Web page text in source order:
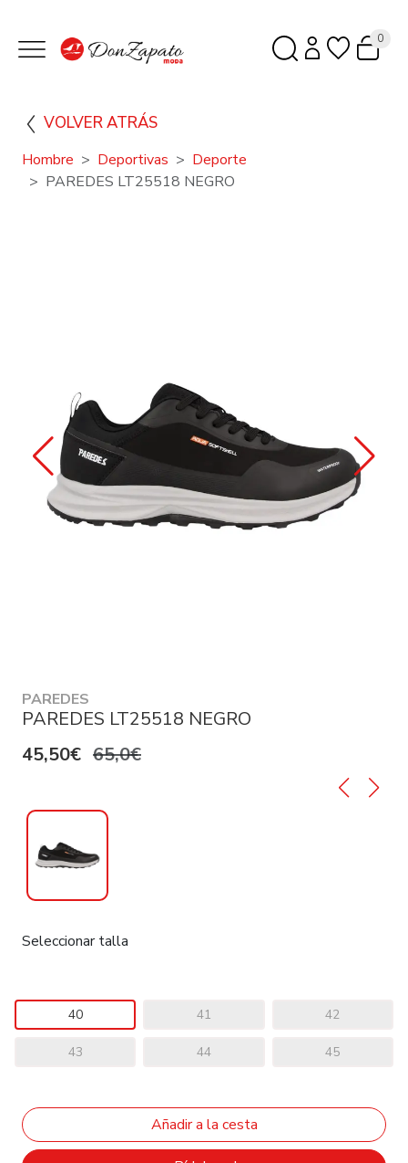
0
VOLVER ATRÁS
Hombre Deportivas
Deporte
PAREDES LT25518 NEGRO
PAREDES
PAREDES LT25518 NEGRO
45,50€ 65,0€
Seleccionar talla
40 41 42
43 44 45